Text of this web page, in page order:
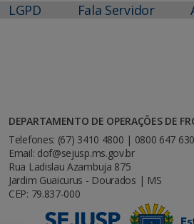
LGPD Fala Servidor
DEPARTAMENTO DE OPERAÇÕES DE
Telefones: (67) 3410 4800 | 0800 647
Email: dof@sejusp.ms.gov.br
Rua Ladislau Azambuja 875
Jardim Guaicurus - Dourados | MS
CEP: 79.837-000